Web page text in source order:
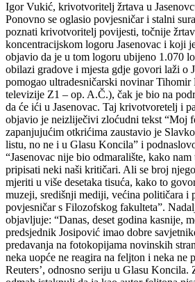
Igor Vukić, krivotvoritelj žrtava u
Ponovno se oglasio povjesničar i stalni
poznati krivotvoritelj povijesti, točnije
koncentracijskom logoru Jasenovac i koji
objavio da je u tom logoru ubijeno 1.070
obilazi gradove i mjesta gdje govori laži o
pomogao ultradesničarski novinar
televizije Z1 – op. A.Č.), čak je bio na
da će ići u Jasenovac. Taj krivotvoretelj i
objavio je neizliječivi zloćudni tekst “Moj
zapanjujućim otkrićima zaustavio je
listu, no ne i u Glasu Koncila” i
“Jasenovac nije bio odmaralište, kako
pripisati neki naši kritičari. Ali se broj
mjeriti u više desetaka tisuća, kako to
muzeji, središnji mediji, većina političara i
povjesničar s Filozofskog fakulteta”.
objavljuje: “Danas, deset godina kasnije,
predsjednik Josipović imao dobre
predavanja na fotokopijama novinskih
neka uopće ne reagira na feljton i neka ne
Reuters’, odnosno seriju u Glasu Koncila.